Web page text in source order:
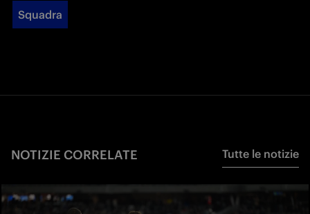
Squadra
NOTIZIE CORRELATE Tutte le notizie